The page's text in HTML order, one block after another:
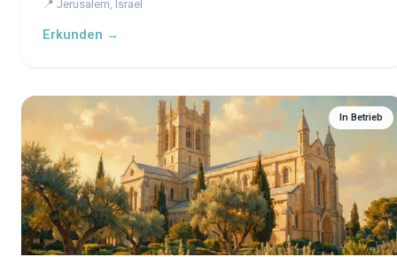
📍 Jerusalem, Israel
Erkunden →
In Betrieb